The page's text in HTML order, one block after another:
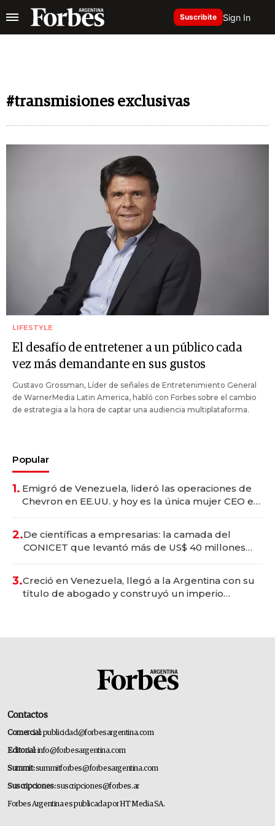
Suscribite Sign In
#transmisiones exclusivas
LIFESTYLE
El desafío de entretener a un público cada
vez más demandante en sus gustos
Gustavo Grossman, Líder de señales de Entretenimiento General
de WarnerMedia Latin America, habló con Forbes sobre el cambio
de estrategia a la hora de captar una audiencia multiplataforma.
Popular
1. Emigró de Venezuela, lideró las operaciones de
Chevron en EE.UU. y hoy es la única mujer CEO en
2.De científicas a empresarias: la camada del
CONICET que levantó más de US$ 40 millones
3.Creció en Venezuela, llegó a la Argentina con su
título de abogado y construyó un imperio
Contactos
Comercial:publicidad@forbesargentina.com
Editorial:info@forbesargentina.com
Summit:summitforbes@forbesargentina.com
Suscripciones:suscripciones@forbes.ar
Forbes Argentina es publicada por HT Media SA.